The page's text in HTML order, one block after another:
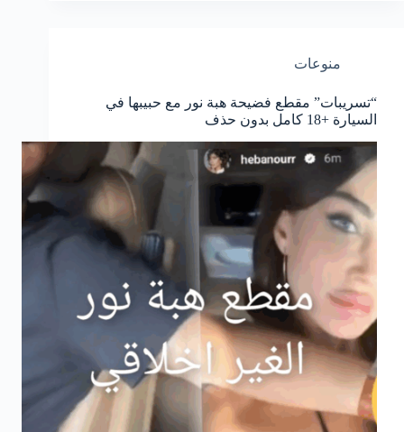
منوعات
“تسريبات” مقطع فضيحة هبة نور مع حبيبها في
السيارة +18 كامل بدون حذف